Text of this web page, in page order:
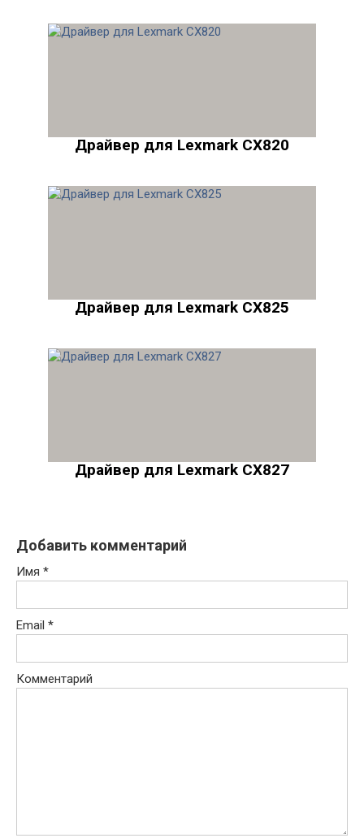
Драйвер для Lexmark CX820
Драйвер для Lexmark CX825
Драйвер для Lexmark CX827
Добавить комментарий
Имя *
Email *
Комментарий